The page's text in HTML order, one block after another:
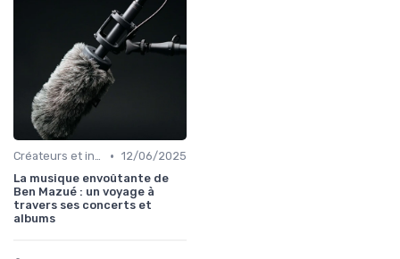
Créateurs et influence • 12/06/2025
La musique envoûtante de
Ben Mazué : un voyage à
travers ses concerts et
albums